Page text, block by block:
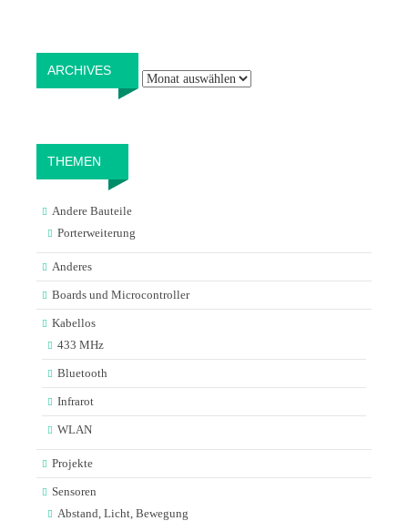
ARCHIVES
THEMEN
Andere Bauteile
Porterweiterung
Anderes
Boards und Microcontroller
Kabellos
433 MHz
Bluetooth
Infrarot
WLAN
Projekte
Sensoren
Abstand, Licht, Bewegung